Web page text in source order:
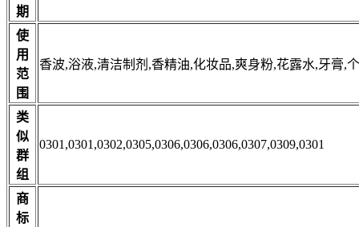
期
使
用
范
围
香波,浴液,清洁制剂,香精油,化妆品,爽身粉,花露水,牙膏,
类
似
群
组
0301,0301,0302,0305,0306,0306,0306,0307,0309,0301
商
标